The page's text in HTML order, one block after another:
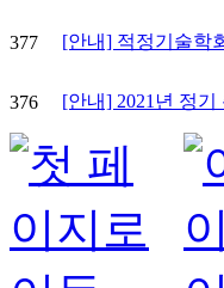
377 [안내] 적정기술학
376 [안내] 2021년 정